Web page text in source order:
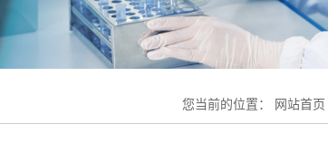
您当前的位置： 网站首页